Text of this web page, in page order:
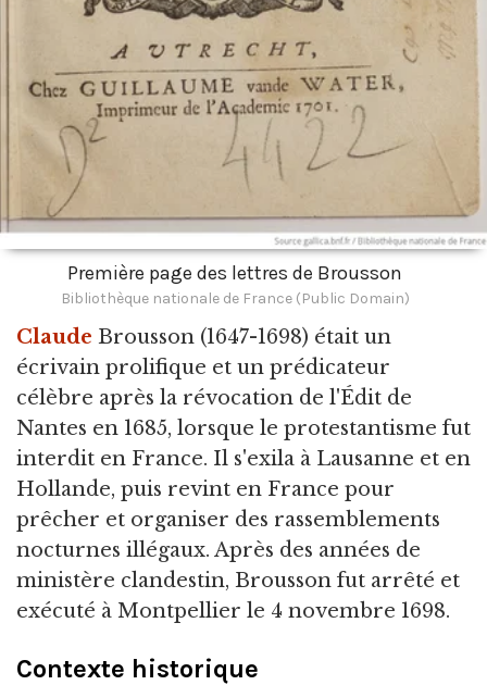
Première page des lettres de Brousson
Bibliothèque nationale de France (Public Domain)
Claude Brousson (1647-1698) était un
écrivain prolifique et un prédicateur
célèbre après la révocation de l'Édit de
Nantes en 1685, lorsque le protestantisme fut
interdit en France. Il s'exila à Lausanne et en
Hollande, puis revint en France pour
prêcher et organiser des rassemblements
nocturnes illégaux. Après des années de
ministère clandestin, Brousson fut arrêté et
exécuté à Montpellier le 4 novembre 1698.
Contexte historique